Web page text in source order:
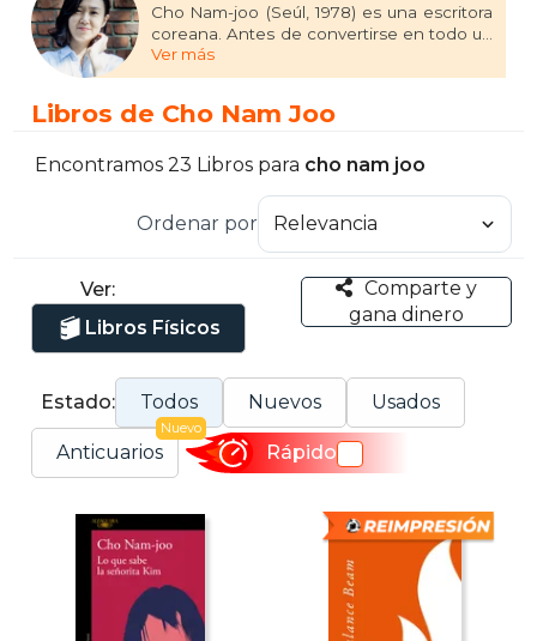
Cho Nam-joo (Seúl, 1978) es una escritora
coreana. Antes de convertirse en todo un
fenómeno de masas en su país, se licenció
en Sociología y ha trabajado durante diez
primeras novelas, Cuando escuchas con
lograron la aclamación de la crítica y
novela traducida al español y publicada en
Alfaguara, Kim Ji-young, nacida en 1982
(2019) se convirtió en un fenómeno entre
National Book Award y llevada a la gran
pantalla en 2019.
Ver más
Libros de Cho Nam Joo
Encontramos 23 Libros para cho nam joo
Ordenar por
Ver:
Libros Físicos
Comparte y
gana dinero
Estado: Todos Nuevos Usados
Anticuarios
Nuevo
Rápido